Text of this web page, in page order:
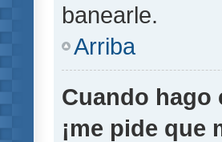
banearle.
Arriba
Cuando hago
¡me pide que